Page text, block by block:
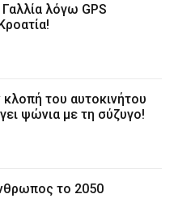
λόγω GPS
του αυτοκινήτου
ψώνια με τη σύζυγο!
το 2050